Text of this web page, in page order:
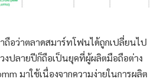
ถือว่าตลาดสมาร์ทโฟนได้ถูกเปลี่ยนไป
งปลายปีก็ถือเป็นยุคที่ผู้ผลิตมือถือต่าง
มาใช้เนื่องจากความง่ายในการผลิต